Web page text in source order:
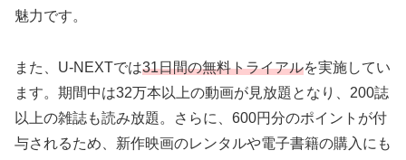
魅力です。
また、U-NEXTでは31日間の無料トライアルを実施してい
ます。期間中は32万本以上の動画が見放題となり、200誌
以上の雑誌も読み放題。さらに、600円分のポイントが付
与されるため、新作映画のレンタルや電子書籍の購入にも